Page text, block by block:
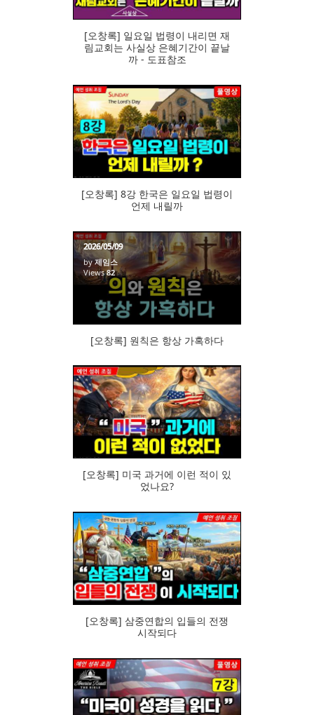
[오창록] 일요일 법령이 내리면 재
림교회는 사실상 은혜기간이 끝날
까 - 도표참조
69
[오창록] 8강 한국은 일요일 법령이
언제 내릴까
2026/05/09
by제임스
Views82
[오창록] 원칙은 항상 가혹하다
86
[오창록] 미국 과거에 이런 적이 있
었나요?
82
[오창록] 삼중연합의 입들의 전쟁
시작되다
83